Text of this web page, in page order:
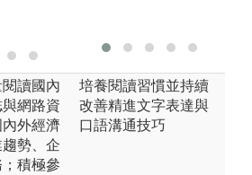
讀國內
網路資
外經濟
勢、企
積極參
培養閱讀習慣並持續
改善精進文字表達與
口語溝通技巧